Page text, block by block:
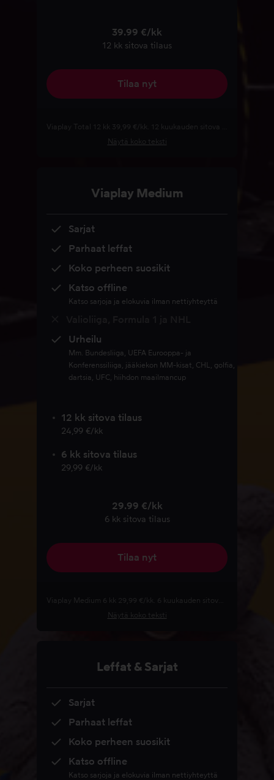
39.99 €/kk
12 kk sitova tilaus
Tilaa nyt
Näytä koko teksti
Viaplay Medium
Sarjat
Parhaat leffat
Koko perheen suosikit
Katso offline
Katso sarjoja ja elokuvia ilman nettiyhteyttä
Urheilu
Mm. Bundesliiga, UEFA Eurooppa- ja
Konferenssiliiga, jääkiekon MM-kisat, CHL, golfia,
dartsia, UFC, hiihdon maailmancup
12 kk sitova tilaus
24,99 €/kk
6 kk sitova tilaus
29,99 €/kk
29.99 €/kk
6 kk sitova tilaus
Tilaa nyt
Näytä koko teksti
Leffat & Sarjat
Sarjat
Parhaat leffat
Koko perheen suosikit
Katso offline
Katso sarjoja ja elokuvia ilman nettiyhteyttä